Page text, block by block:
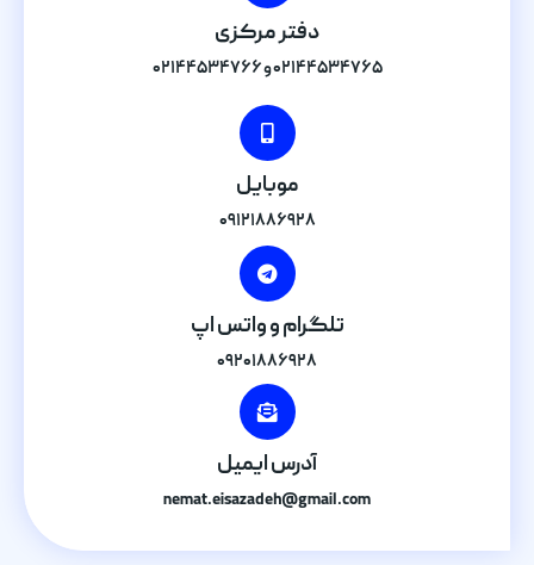
دفتر مرکزی
۰۲۱۴۴۵۳۴۷۶۵ و ۰۲۱۴۴۵۳۴۷۶۶
موبایل
۰۹۱۲۱۸۸۶۹۲۸
تلگرام و واتس اپ
۰۹۲۰۱۸۸۶۹۲۸
آدرس ایمیل
nemat.eisazadeh@gmail.com